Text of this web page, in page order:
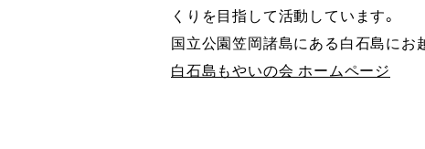
くりを目指して活動しています。
国立公園笠岡諸島にある白石島にお
白石島もやいの会 ホームページ